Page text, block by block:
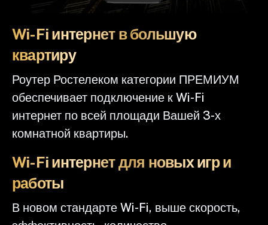
Wi-Fi интернет в большую
квартиру
Роутер Ростелеком категории ПРЕМИУМ
обеспечивает подключение к Wi-Fi
интернет по всей площади Вашей 3-х
комнатной квартиры.
Wi-Fi интернет для новых игр и
работы
В новом стандарте Wi-Fi, выше скорость,